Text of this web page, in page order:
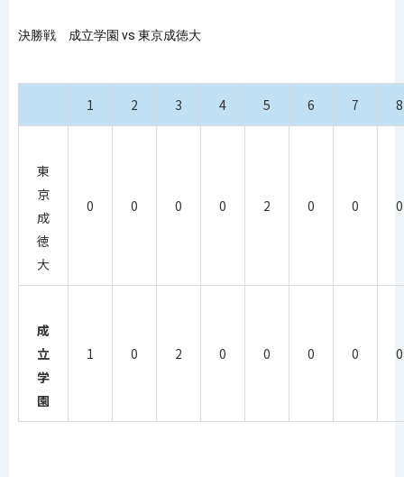
決勝戦 成立学園 vs 東京成徳大
1 2 3 4 5 6 7 8
東
京
成
徳
大
0 0 0 0 2 0 0 0
成
立
学
園
1 0 2 0 0 0 0 0